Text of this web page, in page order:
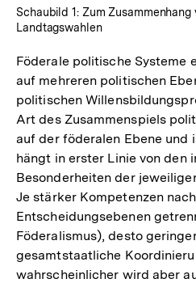
Schaubild 1: Zum Zusammenhang
Landtagswahlen
Föderale politische Systeme
auf mehreren politischen
politischen
Art des Zusammenspiels
auf der föderalen Ebene und
hängt in erster Linie von den
Besonderheiten der
Je stärker Kompetenzen
Entscheidungsebenen
Föderalismus), desto
gesamtstaatliche
wahrscheinlicher wird aber